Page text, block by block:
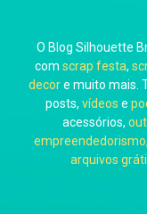
O Blog Silhouette
com scrap festa,
decore muito mais.
posts, vídeos e
acessórios,
arquivos